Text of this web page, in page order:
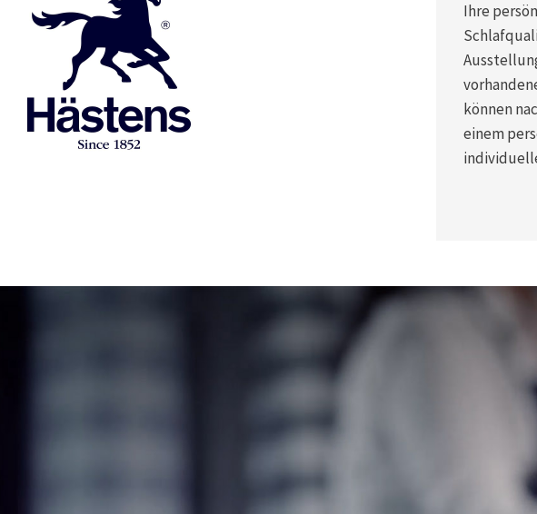
Ihre
können
einem